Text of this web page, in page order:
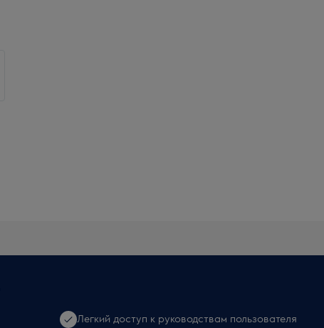
Легкий доступ к руководствам пользователя